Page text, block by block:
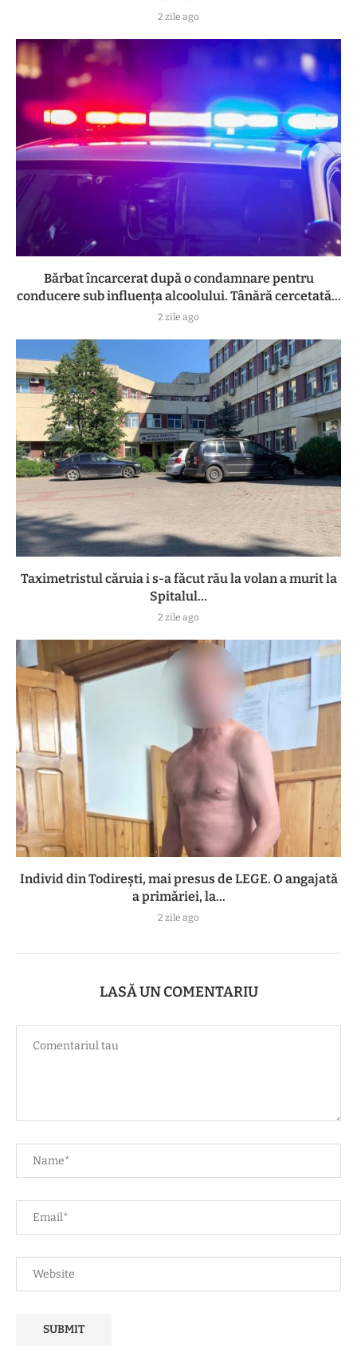
2 zile ago
Bărbat încarcerat după o condamnare pentru
conducere sub influența alcoolului. Tânără cercetată...
2 zile ago
Taximetristul căruia i s-a făcut rău la volan a murit la
Spitalul...
2 zile ago
Individ din Todirești, mai presus de LEGE. O angajată
a primăriei, la...
2 zile ago
LASĂ UN COMENTARIU